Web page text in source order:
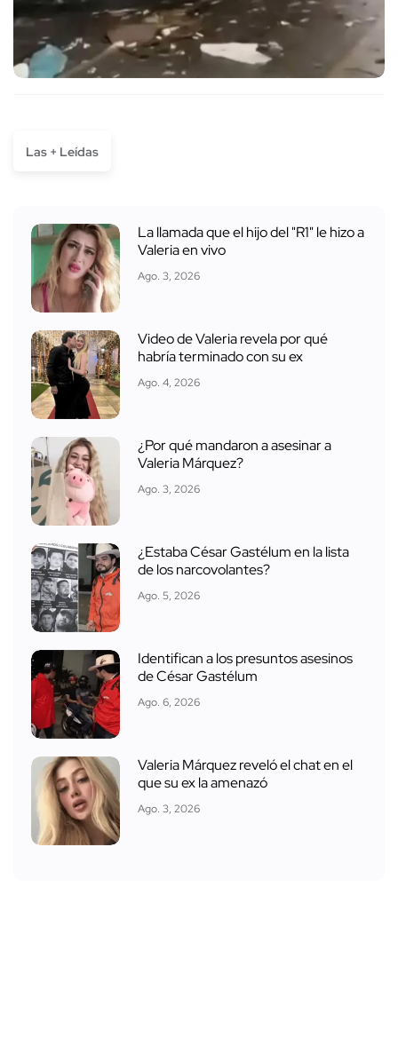
Las + Leídas
La llamada que el hijo del "R1" le hizo a
Valeria en vivo
Ago. 3, 2026
Video de Valeria revela por qué
habría terminado con su ex
Ago. 4, 2026
¿Por qué mandaron a asesinar a
Valeria Márquez?
Ago. 3, 2026
¿Estaba César Gastélum en la lista
de los narcovolantes?
Ago. 5, 2026
Identifican a los presuntos asesinos
de César Gastélum
Ago. 6, 2026
Valeria Márquez reveló el chat en el
que su ex la amenazó
Ago. 3, 2026